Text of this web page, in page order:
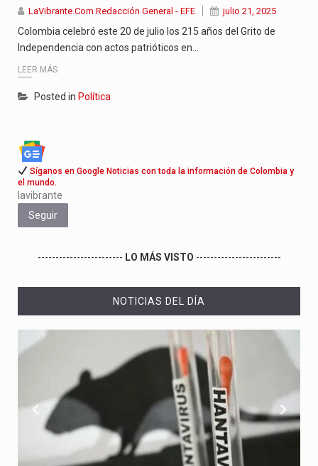
Las autoridades sanitarias de Francia y España mantienen bajo vigilancia…
LaVibrante.Com Redacción General - EFE julio 21, 2025
Colombia celebró este 20 de julio los 215 años del Grito de
Independencia con actos patrióticos en…
LEER MÁS
Posted in Política
Síganos en Google Noticias con toda la información de Colombia y
el mundo.
lavibrante
Seguir
------------------------ LO MÁS VISTO ------------------------
NOTICIAS DEL DÍA